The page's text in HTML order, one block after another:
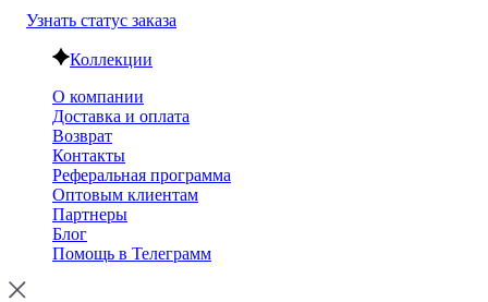
Узнать статус заказа
Коллекции
О компании
Доставка и оплата
Возврат
Контакты
Реферальная программа
Оптовым клиентам
Партнеры
Блог
Помощь в Телеграмм